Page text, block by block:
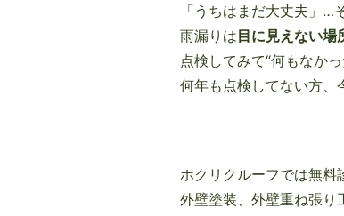
「うちはまだ大丈夫」…
雨漏りは目に見えない場
点検してみて“何もなか
何年も点検してない方、
ホクリクルーフでは無料
外壁塗装、外壁重ね張り